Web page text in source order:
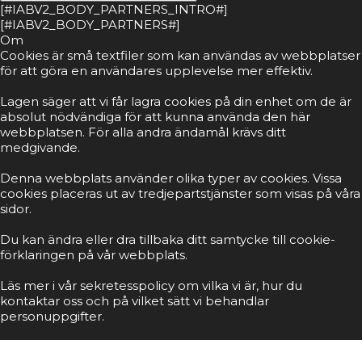
[#IABV2_BODY_PARTNERS_INTRO#]
[#IABV2_BODY_PARTNERS#]
Om
Cookies är små textfiler som kan användas av webbplatser
för att göra en användares upplevelse mer effektiv.
Lagen säger att vi får lagra cookies på din enhet om de är
absolut nödvändiga för att kunna använda den här
webbplatsen. För alla andra ändamål krävs ditt
medgivande.
Denna webbplats använder olika typer av cookies. Vissa
cookies placeras ut av tredjepartstjänster som visas på våra
sidor.
Du kan ändra eller dra tillbaka ditt samtycke till cookie-
förklaringen på vår webbplats.
Läs mer i vår sekretesspolicy om vilka vi är, hur du
kontaktar oss och på vilket sätt vi behandlar
personuppgifter.